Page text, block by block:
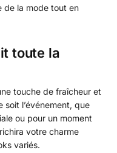
de la mode tout en
toute la
touche de fraîcheur et
l’événement, que
ou pour un moment
votre charme
variés.